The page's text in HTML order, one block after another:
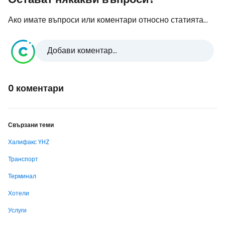
Ако имате въпроси или коментари относно статията...
Добави коментар...
0 коментари
Свързани теми
Халифакс YHZ
Транспорт
Терминал
Хотели
Услуги